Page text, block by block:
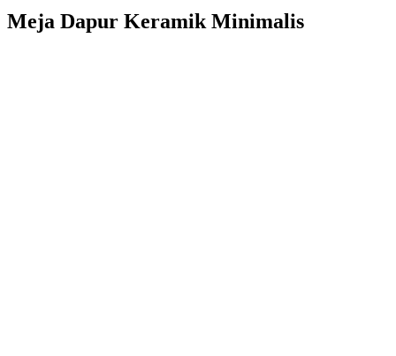
Meja Dapur Keramik Minimalis